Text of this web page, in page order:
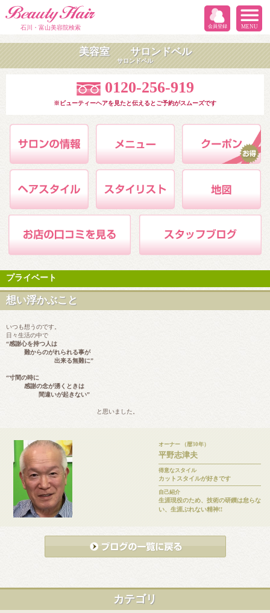
石川・富山美容院検索 MENU
会員登録
美容室 サロンドベル
サロンドベル
0120-256-919
※ビューティーヘアを見たと伝えるとご予約がスムーズです
プライベート
想い浮かぶこと
いつも想うのです。
日々生活の中で
“感謝心を持つ人は
難からのがれられる事が
出来る無難に”
“寸間の時に
感謝の念が湧くときは
間違いが起きない”
と思いました。
オーナー （暦30年）
平野志津夫
得意なスタイル
カットスタイルが好きです
自己紹介
生涯現役のため、技術の研鑚は怠らな
い、生涯ぶれない精神!!
カテゴリ